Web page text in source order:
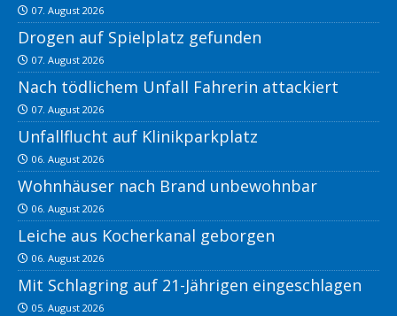
07. August 2026
Drogen auf Spielplatz gefunden
07. August 2026
Nach tödlichem Unfall Fahrerin attackiert
07. August 2026
Unfallflucht auf Klinikparkplatz
06. August 2026
Wohnhäuser nach Brand unbewohnbar
06. August 2026
Leiche aus Kocherkanal geborgen
06. August 2026
Mit Schlagring auf 21-Jährigen eingeschlagen
05. August 2026